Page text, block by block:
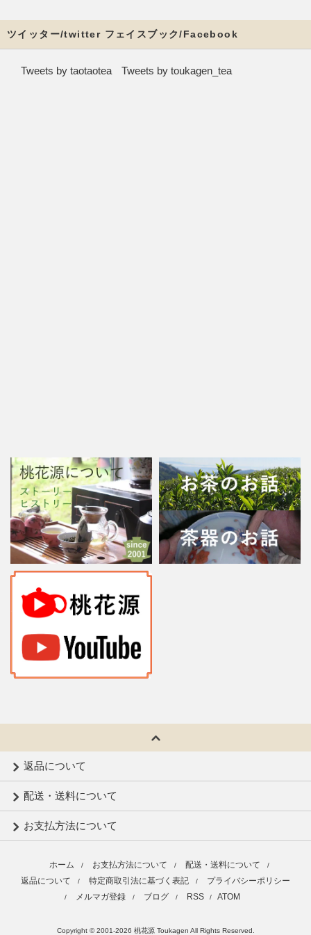
ツイッター/twitter フェイスブック/Facebook
Tweets by taotaotea Tweets by toukagen_tea
返品について
配送・送料について
お支払方法について
ホーム / お支払方法について / 配送・送料について /
返品について / 特定商取引法に基づく表記 / プライバシーポリシー
/ メルマガ登録 / ブログ / RSS / ATOM
Copyright © 2001-2026 桃花源 Toukagen All Rights Reserved.